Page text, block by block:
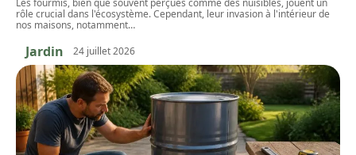
rôle crucial dans l'écosystème. Cependant, leur invasion à l'intérieur de
nos maisons, notamment…
Jardin 24 juillet 2026